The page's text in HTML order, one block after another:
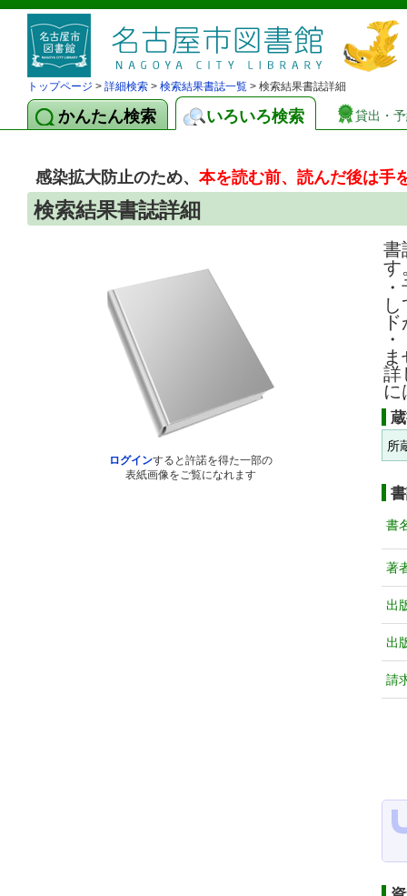
トップページ > 詳細検索 > 検索結果書誌一覧 > 検索結果書誌詳細
かんたん検索 いろいろ検索 貸出・
感染拡大防止のため、本を読む前、読んだ後は手
検索結果書誌詳細
ログインすると許諾を得た一部の
表紙画像をご覧になれます
書
す
詳
に
所
書
著
出
出
請